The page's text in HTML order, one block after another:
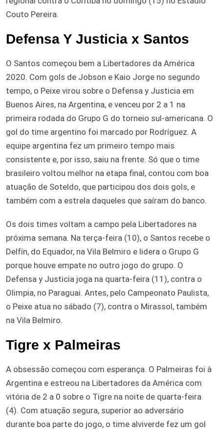
Couto Pereira.
Defensa Y Justicia x Santos
O Santos começou bem a Libertadores da América
2020. Com gols de Jobson e Kaio Jorge no segundo
tempo, o Peixe virou sobre o Defensa y Justicia em
Buenos Aires, na Argentina, e venceu por 2 a 1 na
primeira rodada do Grupo G do torneio sul-americana. O
gol do time argentino foi marcado por Rodríguez. A
equipe argentina fez um primeiro tempo mais
consistente e, por isso, saiu na frente. Só que o time
brasileiro voltou melhor na etapa final, contou com boa
atuação de Soteldo, que participou dos dois gols, e
também com a estrela daqueles que saíram do banco.
Os dois times voltam a campo pela Libertadores na
próxima semana. Na terça-feira (10), o Santos recebe o
Delfín, do Equador, na Vila Belmiro e lidera o Grupo G
porque houve empate no outro jogo do grupo. O
Defensa y Justicia joga na quarta-feira (11), contra o
Olimpia, no Paraguai. Antes, pelo Campeonato Paulista,
o Peixe atua no sábado (7), contra o Mirassol, também
na Vila Belmiro.
Tigre x Palmeiras
A obsessão começou com esperança. O Palmeiras foi à
Argentina e estreou na Libertadores da América com
vitória de 2 a 0 sobre o Tigre na noite de quarta-feira
(4). Com atuação segura, superior ao adversário
durante boa parte do jogo, o time alviverde fez um gol